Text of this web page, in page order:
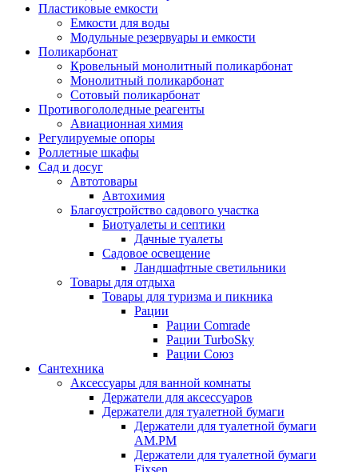
Пластиковые емкости
Емкости для воды
Модульные резервуары и емкости
Поликарбонат
Кровельный монолитный поликарбонат
Монолитный поликарбонат
Сотовый поликарбонат
Противогололедные реагенты
Авиационная химия
Регулируемые опоры
Роллетные шкафы
Сад и досуг
Автотовары
Автохимия
Благоустройство садового участка
Биотуалеты и септики
Дачные туалеты
Садовое освещение
Ландшафтные светильники
Товары для отдыха
Товары для туризма и пикника
Рации
Рации Comrade
Рации TurboSky
Рации Союз
Сантехника
Аксессуары для ванной комнаты
Держатели для аксессуаров
Держатели для туалетной бумаги
Держатели для туалетной бумаги
AM.PM
Держатели для туалетной бумаги